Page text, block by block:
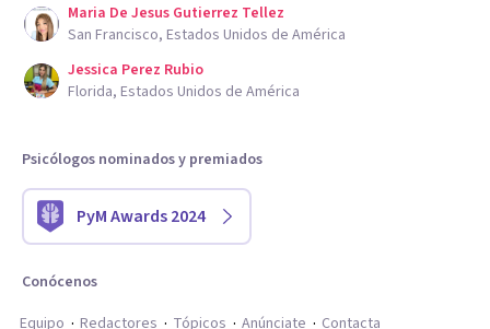
Maria De Jesus Gutierrez Tellez
San Francisco, Estados Unidos de América
Jessica Perez Rubio
Florida, Estados Unidos de América
Psicólogos nominados y premiados
PyM Awards 2024
Conócenos
Equipo
Redactores Tópicos Anúnciate Contacta